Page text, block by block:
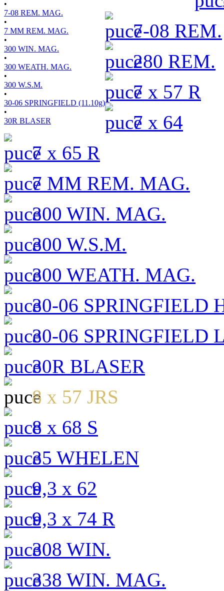
•
7-08 REM. MAG.
•
7 MM REM. MAG.
•
300 WIN. MAG.
•
300 WEATH. MAG.
•
300 W.S.M.
•
30-06 SPRINGFIELD (11.10g)
•
30R BLASER
7-08 REM.
280 REM.
7 x 57 R
7 x 64
7 x 65 R
7 MM REM. MAG.
300 WIN. MAG.
300 W.S.M.
300 WEATH. MAG.
30-06 SPRINGFIELD
30-06 SPRINGFIELD
30R BLASER
8 x 57 JRS
8 x 68 S
35 WHELEN
9,3 x 62
9,3 x 74 R
308 WIN.
338 WIN. MAG.